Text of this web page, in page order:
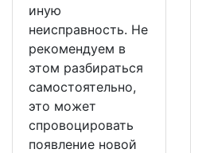
иную
неисправность. Не
рекомендуем в
этом разбираться
самостоятельно,
это может
спровоцировать
появление новой